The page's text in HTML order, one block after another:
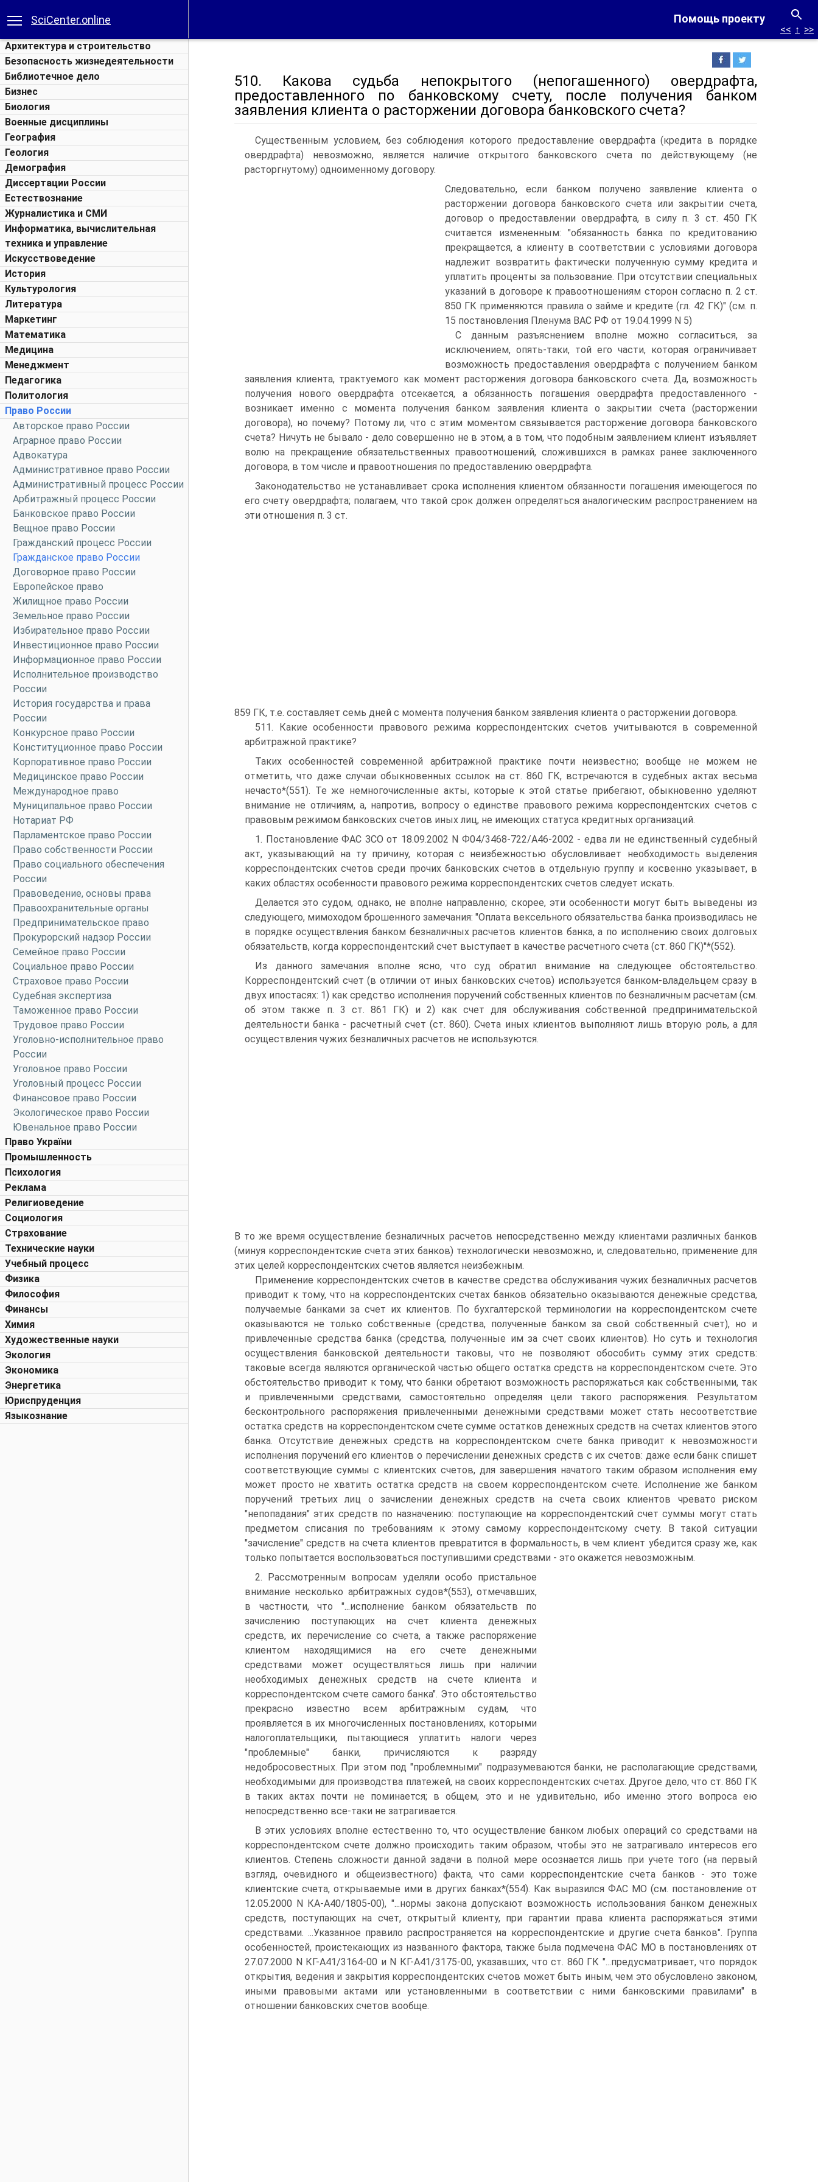
Помощь проекту
SciCenter.online
Архитектура и строительство
Безопасность жизнедеятельности
Библиотечное дело
Бизнес
Биология
Военные дисциплины
География
Геология
Демография
Диссертации России
Естествознание
Журналистика и СМИ
Информатика, вычислительная
техника и управление
Искусствоведение
История
Культурология
Литература
Маркетинг
Математика
Медицина
Менеджмент
Педагогика
Политология
Право России
Авторское право России
Аграрное право России
Адвокатура
Административное право России
Административный процесс России
Арбитражный процесс России
Банковское право России
Вещное право России
Гражданский процесс России
Гражданское право России
Договорное право России
Европейское право
Жилищное право России
Земельное право России
Избирательное право России
Инвестиционное право России
Информационное право России
Исполнительное производство
России
История государства и права
России
Конкурсное право России
Конституционное право России
Корпоративное право России
Медицинское право России
Международное право
Муниципальное право России
Нотариат РФ
Парламентское право России
Право собственности России
Право социального обеспечения
России
Правоведение, основы права
Правоохранительные органы
Предпринимательское право
Прокурорский надзор России
Семейное право России
Социальное право России
Страховое право России
Судебная экспертиза
Таможенное право России
Трудовое право России
Уголовно-исполнительное право
России
Уголовное право России
Уголовный процесс России
Финансовое право России
Экологическое право России
Ювенальное право России
Право України
Промышленность
Психология
Реклама
Религиоведение
Социология
Страхование
Технические науки
Учебный процесс
Физика
Философия
Финансы
Химия
Художественные науки
Экология
Экономика
Энергетика
Юриспруденция
Языкознание
<< ↑ >>
510. Какова судьба непокрытого (непогашенного) овердрафта,
предоставленного по банковскому счету, после получения банком
заявления клиента о расторжении договора банковского счета?
Существенным условием, без соблюдения которого предоставление овердрафта (кредита в порядке
овердрафта) невозможно, является наличие открытого банковского счета по действующему (не
расторгнутому) одноименному договору.
Следовательно, если банком получено заявление клиента о
расторжении договора банковского счета или закрытии счета,
договор о предоставлении овердрафта, в силу п. 3 ст. 450 ГК
считается измененным: "обязанность банка по кредитованию
прекращается, а клиенту в соответствии с условиями договора
надлежит возвратить фактически полученную сумму кредита и
уплатить проценты за пользование. При отсутствии специальных
указаний в договоре к правоотношениям сторон согласно п. 2 ст.
850 ГК применяются правила о займе и кредите (гл. 42 ГК)" (см. п.
15 постановления Пленума ВАС РФ от 19.04.1999 N 5)
С данным разъяснением вполне можно согласиться, за
исключением, опять-таки, той его части, которая ограничивает
возможность предоставления овердрафта с получением банком
заявления клиента, трактуемого как момент расторжения договора банковского счета. Да, возможность
получения нового овердрафта отсекается, а обязанность погашения овердрафта предоставленного -
возникает именно с момента получения банком заявления клиента о закрытии счета (расторжении
договора), но почему? Потому ли, что с этим моментом связывается расторжение договора банковского
счета? Ничуть не бывало - дело совершенно не в этом, а в том, что подобным заявлением клиент изъявляет
волю на прекращение обязательственных правоотношений, сложившихся в рамках ранее заключенного
договора, в том числе и правоотношения по предоставлению овердрафта.
Законодательство не устанавливает срока исполнения клиентом обязанности погашения имеющегося по
его счету овердрафта; полагаем, что такой срок должен определяться аналогическим распространением на
эти отношения п. 3 ст.
859 ГК, т.е. составляет семь дней с момента получения банком заявления клиента о расторжении договора.
511. Какие особенности правового режима корреспондентских счетов учитываются в современной
арбитражной практике?
Таких особенностей современной арбитражной практике почти неизвестно; вообще не можем не
отметить, что даже случаи обыкновенных ссылок на ст. 860 ГК, встречаются в судебных актах весьма
нечасто*(551). Те же немногочисленные акты, которые к этой статье прибегают, обыкновенно уделяют
внимание не отличиям, а, напротив, вопросу о единстве правового режима корреспондентских счетов с
правовым режимом банковских счетов иных лиц, не имеющих статуса кредитных организаций.
1. Постановление ФАС ЗСО от 18.09.2002 N Ф04/3468-722/А46-2002 - едва ли не единственный судебный
акт, указывающий на ту причину, которая с неизбежностью обусловливает необходимость выделения
корреспондентских счетов среди прочих банковских счетов в отдельную группу и косвенно указывает, в
каких областях особенности правового режима корреспондентских счетов следует искать.
Делается это судом, однако, не вполне направленно; скорее, эти особенности могут быть выведены из
следующего, мимоходом брошенного замечания: "Оплата вексельного обязательства банка производилась не
в порядке осуществления банком безналичных расчетов клиентов банка, а по исполнению своих долговых
обязательств, когда корреспондентский счет выступает в качестве расчетного счета (ст. 860 ГК)"*(552).
Из данного замечания вполне ясно, что суд обратил внимание на следующее обстоятельство.
Корреспондентский счет (в отличии от иных банковских счетов) используется банком-владельцем сразу в
двух ипостасях: 1) как средство исполнения поручений собственных клиентов по безналичным расчетам (см.
об этом также п. 3 ст. 861 ГК) и 2) как счет для обслуживания собственной предпринимательской
деятельности банка - расчетный счет (ст. 860). Счета иных клиентов выполняют лишь вторую роль, а для
осуществления чужих безналичных расчетов не используются.
В то же время осуществление безналичных расчетов непосредственно между клиентами различных банков
(минуя корреспондентские счета этих банков) технологически невозможно, и, следовательно, применение для
этих целей корреспондентских счетов является неизбежным.
Применение корреспондентских счетов в качестве средства обслуживания чужих безналичных расчетов
приводит к тому, что на корреспондентских счетах банков обязательно оказываются денежные средства,
получаемые банками за счет их клиентов. По бухгалтерской терминологии на корреспондентском счете
оказываются не только собственные (средства, полученные банком за свой собственный счет), но и
привлеченные средства банка (средства, полученные им за счет своих клиентов). Но суть и технология
осуществления банковской деятельности таковы, что не позволяют обособить сумму этих средств:
таковые всегда являются органической частью общего остатка средств на корреспондентском счете. Это
обстоятельство приводит к тому, что банки обретают возможность распоряжаться как собственными, так
и привлеченными средствами, самостоятельно определяя цели такого распоряжения. Результатом
бесконтрольного распоряжения привлеченными денежными средствами может стать несоответствие
остатка средств на корреспондентском счете сумме остатков денежных средств на счетах клиентов этого
банка. Отсутствие денежных средств на корреспондентском счете банка приводит к невозможности
исполнения поручений его клиентов о перечислении денежных средств с их счетов: даже если банк спишет
соответствующие суммы с клиентских счетов, для завершения начатого таким образом исполнения ему
может просто не хватить остатка средств на своем корреспондентском счете. Исполнение же банком
поручений третьих лиц о зачислении денежных средств на счета своих клиентов чревато риском
"непопадания" этих средств по назначению: поступающие на корреспондентский счет суммы могут стать
предметом списания по требованиям к этому самому корреспондентскому счету. В такой ситуации
"зачисление" средств на счета клиентов превратится в формальность, в чем клиент убедится сразу же, как
только попытается воспользоваться поступившими средствами - это окажется невозможным.
2. Рассмотренным вопросам уделяли особо пристальное
внимание несколько арбитражных судов*(553), отмечавших,
в частности, что "...исполнение банком обязательств по
зачислению поступающих на счет клиента денежных
средств, их перечисление со счета, а также распоряжение
клиентом находящимися на его счете денежными
средствами может осуществляться лишь при наличии
необходимых денежных средств на счете клиента и
корреспондентском счете самого банка". Это обстоятельство
прекрасно известно всем арбитражным судам, что
проявляется в их многочисленных постановлениях, которыми
налогоплательщики, пытающиеся уплатить налоги через
"проблемные" банки, причисляются к разряду
недобросовестных. При этом под "проблемными" подразумеваются банки, не располагающие средствами,
необходимыми для производства платежей, на своих корреспондентских счетах. Другое дело, что ст. 860 ГК
в таких актах почти не поминается; в общем, это и не удивительно, ибо именно этого вопроса ею
непосредственно все-таки не затрагивается.
В этих условиях вполне естественно то, что осуществление банком любых операций со средствами на
корреспондентском счете должно происходить таким образом, чтобы это не затрагивало интересов его
клиентов. Степень сложности данной задачи в полной мере осознается лишь при учете того (на первый
взгляд, очевидного и общеизвестного) факта, что сами корреспондентские счета банков - это тоже
клиентские счета, открываемые ими в других банках*(554). Как выразился ФАС МО (см. постановление от
12.05.2000 N КА-А40/1805-00), "...нормы закона допускают возможность использования банком денежных
средств, поступающих на счет, открытый клиенту, при гарантии права клиента распоряжаться этими
средствами. ...Указанное правило распространяется на корреспондентские и другие счета банков". Группа
особенностей, проистекающих из названного фактора, также была подмечена ФАС МО в постановлениях от
27.07.2000 N КГ-А41/3164-00 и N КГ-А41/3175-00, указавших, что ст. 860 ГК "...предусматривает, что порядок
открытия, ведения и закрытия корреспондентских счетов может быть иным, чем это обусловлено законом,
иными правовыми актами или установленными в соответствии с ними банковскими правилами" в
отношении банковских счетов вообще.